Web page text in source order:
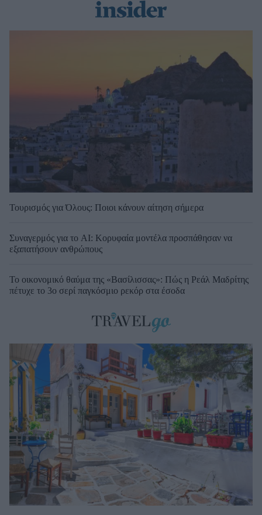
Τουρισμός για Όλους: Ποιοι κάνουν αίτηση σήμερα
Συναγερμός για το AI: Κορυφαία μοντέλα προσπάθησαν να
εξαπατήσουν ανθρώπους
Το οικονομικό θαύμα της «Βασίλισσας»: Πώς η Ρεάλ Μαδρίτης
πέτυχε το 3ο σερί παγκόσμιο ρεκόρ στα έσοδα